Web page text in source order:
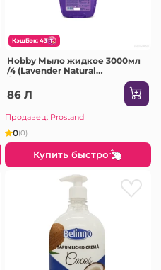
КэшБэк: 43
Hobby Мыло жидкое 3000мл
/4 (Lavender Natural
86 Л
Продавец: Prostand
0(0)
Купить быстро